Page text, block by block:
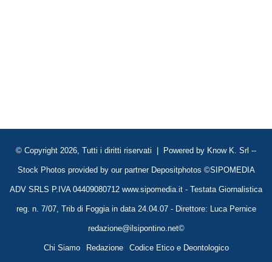
© Copyright 2026, Tutti i diritti riservati | Powered by Know K. Srl --
Stock Photos provided by our partner Depositphotos ©SIPOMEDIA
ADV SRLS P.IVA 04409080712 www.sipomedia.it - Testata Giornalistica
reg. n. 7/07, Trib di Foggia in data 24.04.07 - Direttore: Luca Pernice
redazione@ilsipontino.net©
Chi Siamo Redazione Codice Etico e Deontologico